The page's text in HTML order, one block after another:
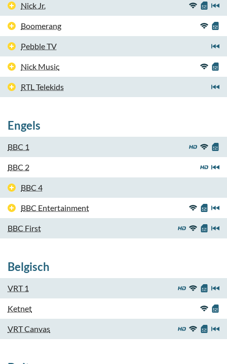
Nick Jr.
Boomerang
Pebble TV
Nick Music
RTL Telekids
Engels
BBC 1
BBC 2
BBC 4
BBC Entertainment
BBC First
Belgisch
VRT 1
Ketnet
VRT Canvas